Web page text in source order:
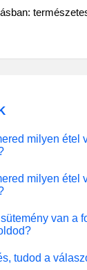
milyen étel
milyen étel
van a
tudod a